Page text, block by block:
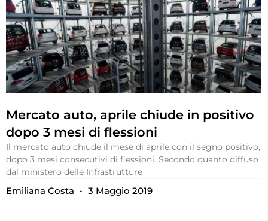
Mercato auto, aprile chiude in positivo
dopo 3 mesi di flessioni
Il mercato auto chiude il mese di aprile con il segno positivo,
dopo 3 mesi consecutivi di flessioni. Secondo quanto diffuso
dal ministero delle Infrastrutture
Emiliana Costa 3 Maggio 2019